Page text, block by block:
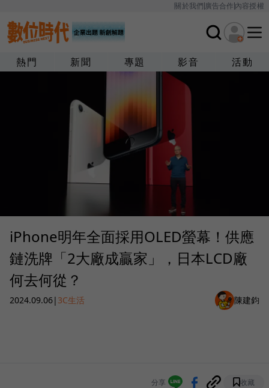
關於我們廣告合作內容授權
熱門 新聞 專題 影音 活動
iPhone明年全面採用OLED螢幕！供應
鏈洗牌「2大廠成贏家」，日本LCD廠
何去何從？
2024.09.06| 3C生活 陳建鈞
分享 收藏